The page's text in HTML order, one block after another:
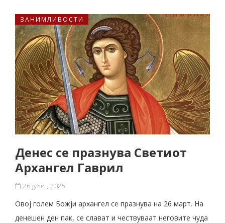
ЗАНИМЛИВОСТИ
Денес се празнува Светиот
Архангел Гаврил
26 јули , 2025
Овој голем Божји архангел се празнува на 26 март. На
денешен ден пак, се слават и чествуваат неговите чуда